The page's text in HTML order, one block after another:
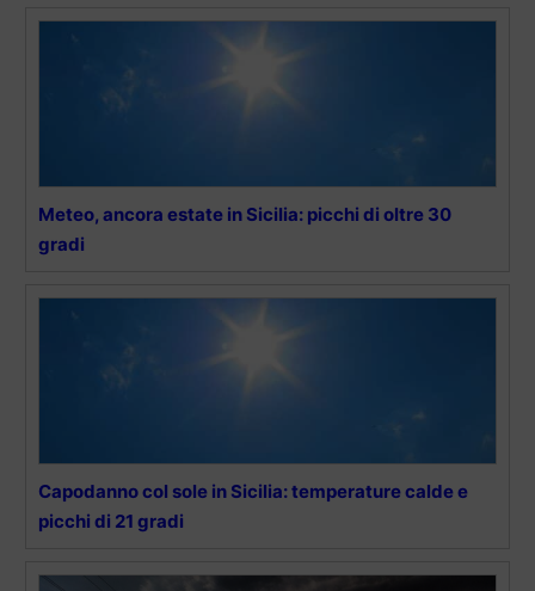
Meteo, ancora estate in Sicilia: picchi di oltre 30
gradi
Capodanno col sole in Sicilia: temperature calde e
picchi di 21 gradi